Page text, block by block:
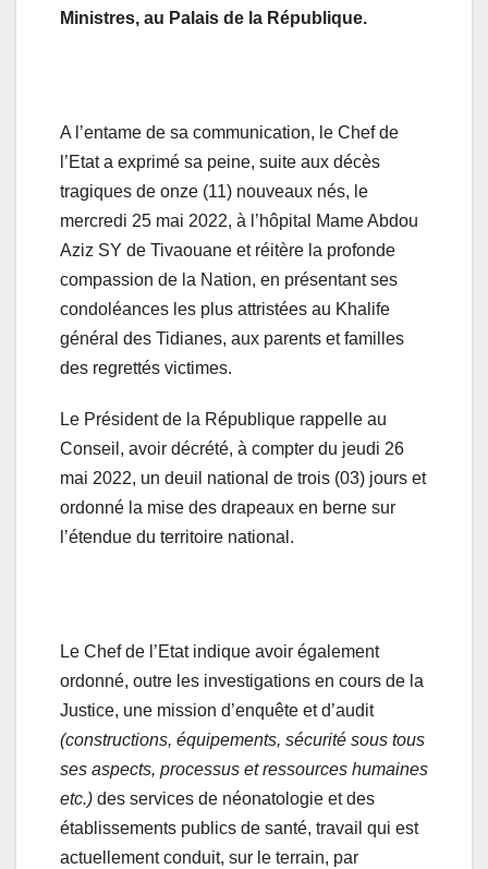
Ministres, au Palais de la République.
A l’entame de sa communication, le Chef de
l’Etat a exprimé sa peine, suite aux décès
tragiques de onze (11) nouveaux nés, le
mercredi 25 mai 2022, à l’hôpital Mame Abdou
Aziz SY de Tivaouane et réitère la profonde
compassion de la Nation, en présentant ses
condoléances les plus attristées au Khalife
général des Tidianes, aux parents et familles
des regrettés victimes.
Le Président de la République rappelle au
Conseil, avoir décrété, à compter du jeudi 26
mai 2022, un deuil national de trois (03) jours et
ordonné la mise des drapeaux en berne sur
l’étendue du territoire national.
Le Chef de l’Etat indique avoir également
ordonné, outre les investigations en cours de la
Justice, une mission d’enquête et d’audit
(constructions, équipements, sécurité sous tous
ses aspects, processus et ressources humaines
etc.) des services de néonatologie et des
établissements publics de santé, travail qui est
actuellement conduit, sur le terrain, par